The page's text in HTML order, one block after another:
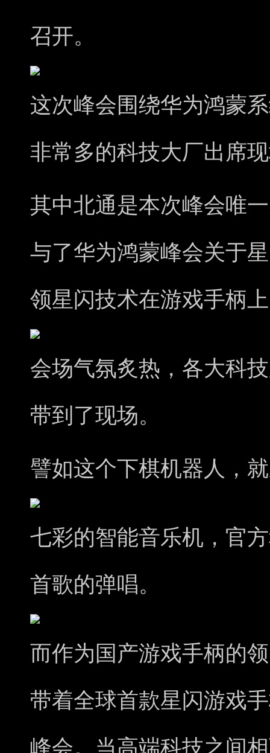
召开。
这次峰会围绕华为鸿蒙
非常多的科技大厂出席
其中北通是本次峰会唯
与了华为鸿蒙峰会关于
领星闪技术在游戏手柄
会场气氛炙热，各大科
带到了现场。
譬如这个下棋机器人，
七彩的智能音乐机，官
首歌的弹唱。
而作为国产游戏手柄的
带着全球首款星闪游戏
峰会。当高端科技之间